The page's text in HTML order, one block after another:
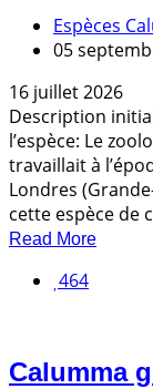
Espèces
05
16 juillet 2026
Description
l’espèce: Le
travaillait à
Londres
cette espèce de
Read More
464
Calumma